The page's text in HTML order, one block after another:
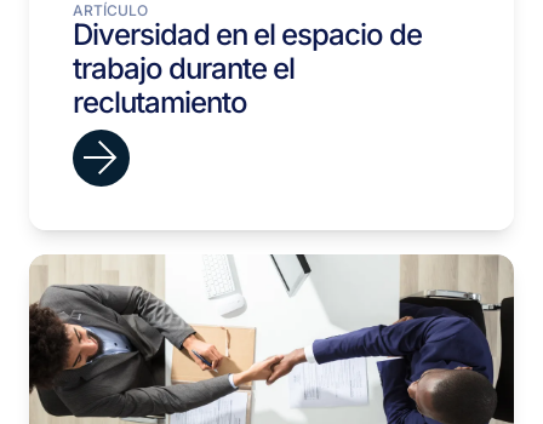
ARTÍCULO
Diversidad en el espacio de
trabajo durante el
reclutamiento